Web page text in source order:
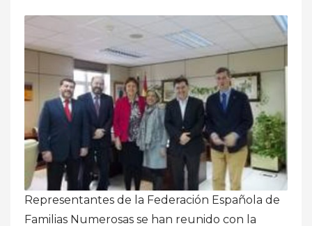
Representantes de la Federación Española de
Familias Numerosas se han reunido con la